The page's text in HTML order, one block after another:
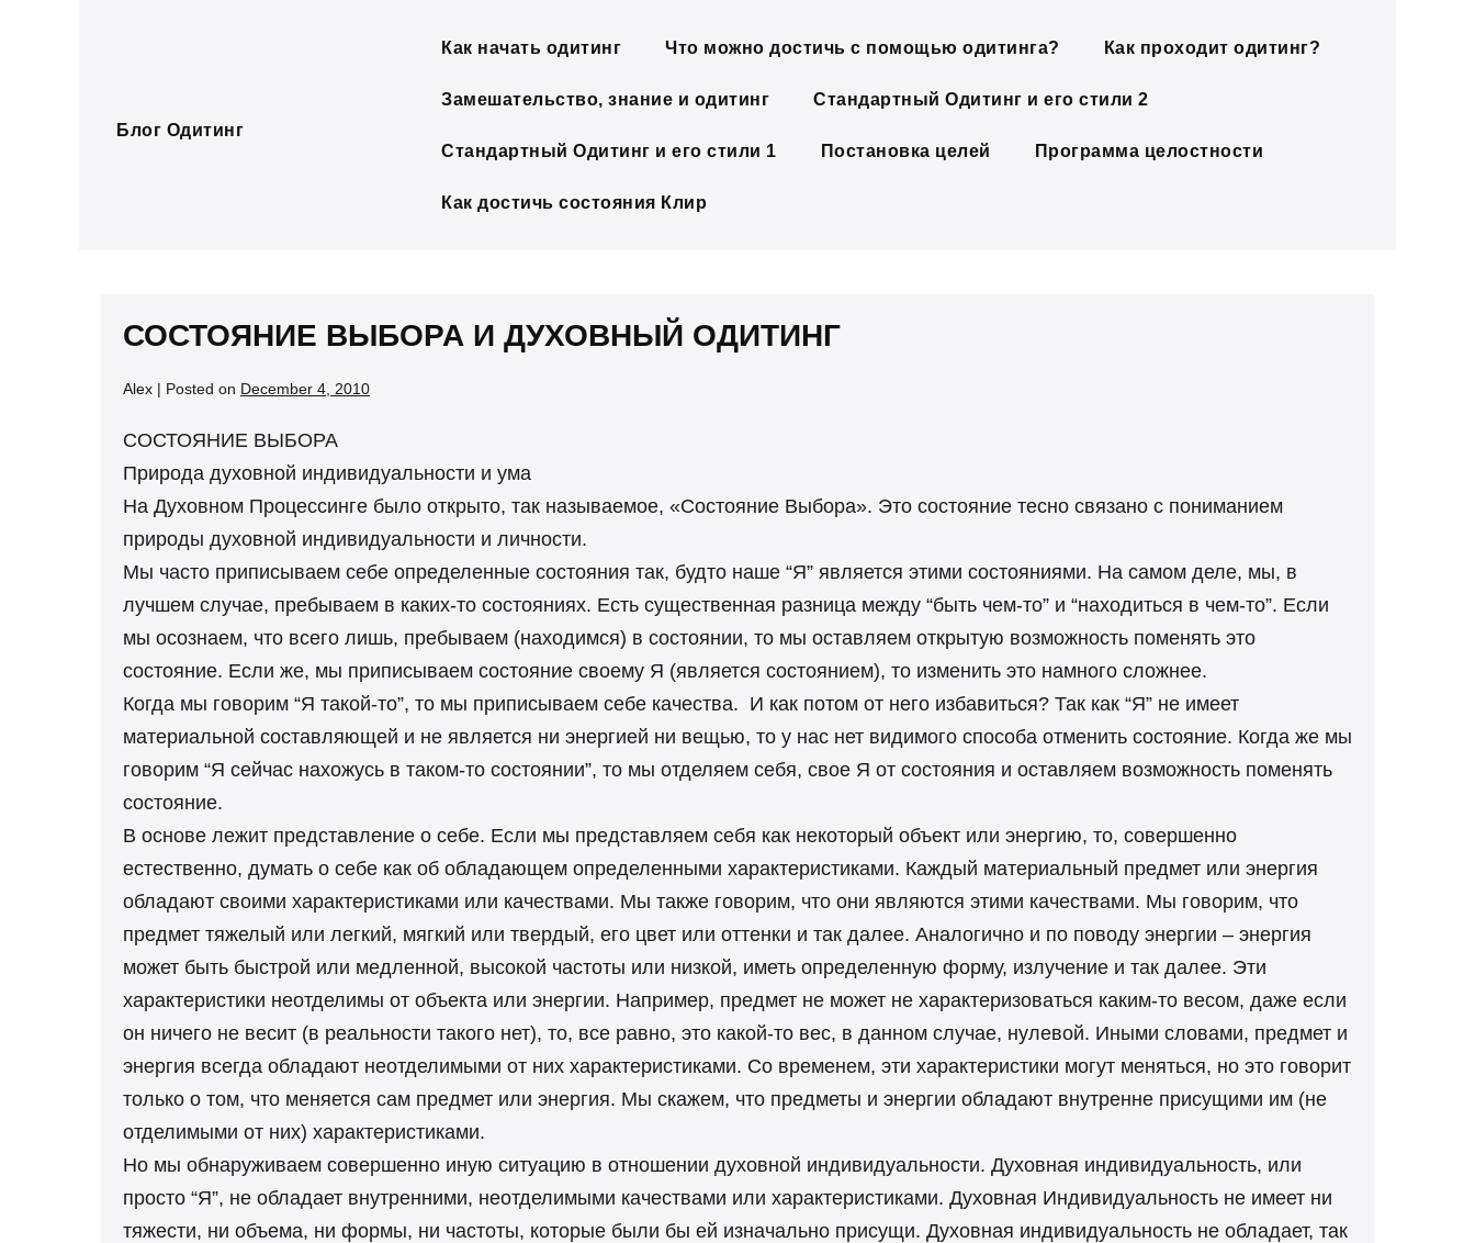
Блог Одитинг
Как начать одитинг Что можно достичь с помощью одитинга? Как проходит одитинг?
Замешательство, знание и одитинг Стандартный Одитинг и его стили 2
Стандартный Одитинг и его стили 1 Постановка целей Программа целостности
Как достичь состояния Клир
СОСТОЯНИЕ ВЫБОРА И ДУХОВНЫЙ ОДИТИНГ
Alex | Posted on December 4, 2010
СОСТОЯНИЕ ВЫБОРА
Природа духовной индивидуальности и ума
На Духовном Процессинге было открыто, так называемое, «Состояние Выбора». Это состояние тесно связано с пониманием
природы духовной индивидуальности и личности.
Мы часто приписываем себе определенные состояния так, будто наше “Я” является этими состояниями. На самом деле, мы, в
лучшем случае, пребываем в каких-то состояниях. Есть существенная разница между “быть чем-то” и “находиться в чем-то”. Если
мы осознаем, что всего лишь, пребываем (находимся) в состоянии, то мы оставляем открытую возможность поменять это
состояние. Если же, мы приписываем состояние своему Я (является состоянием), то изменить это намного сложнее.
Когда мы говорим “Я такой-то”, то мы приписываем себе качества. И как потом от него избавиться? Так как “Я” не имеет
материальной составляющей и не является ни энергией ни вещью, то у нас нет видимого способа отменить состояние. Когда же мы
говорим “Я сейчас нахожусь в таком-то состоянии”, то мы отделяем себя, свое Я от состояния и оставляем возможность поменять
состояние.
В основе лежит представление о себе. Если мы представляем себя как некоторый объект или энергию, то, совершенно
естественно, думать о себе как об обладающем определенными характеристиками. Каждый материальный предмет или энергия
обладают своими характеристиками или качествами. Мы также говорим, что они являются этими качествами. Мы говорим, что
предмет тяжелый или легкий, мягкий или твердый, его цвет или оттенки и так далее. Аналогично и по поводу энергии – энергия
может быть быстрой или медленной, высокой частоты или низкой, иметь определенную форму, излучение и так далее. Эти
характеристики неотделимы от объекта или энергии. Например, предмет не может не характеризоваться каким-то весом, даже если
он ничего не весит (в реальности такого нет), то, все равно, это какой-то вес, в данном случае, нулевой. Иными словами, предмет и
энергия всегда обладают неотделимыми от них характеристиками. Со временем, эти характеристики могут меняться, но это говорит
только о том, что меняется сам предмет или энергия. Мы скажем, что предметы и энергии обладают внутренне присущими им (не
отделимыми от них) характеристиками.
Но мы обнаруживаем совершенно иную ситуацию в отношении духовной индивидуальности. Духовная индивидуальность, или
просто “Я”, не обладает внутренними, неотделимыми качествами или характеристиками. Духовная Индивидуальность не имеет ни
тяжести, ни объема, ни формы, ни частоты, которые были бы ей изначально присущи. Духовная индивидуальность не обладает, так